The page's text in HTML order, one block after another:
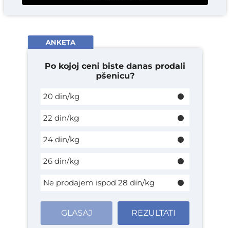
ANKETA
Po kojoj ceni biste danas prodali
pšenicu?
20 din/kg
22 din/kg
24 din/kg
26 din/kg
Ne prodajem ispod 28 din/kg
GLASAJ REZULTATI